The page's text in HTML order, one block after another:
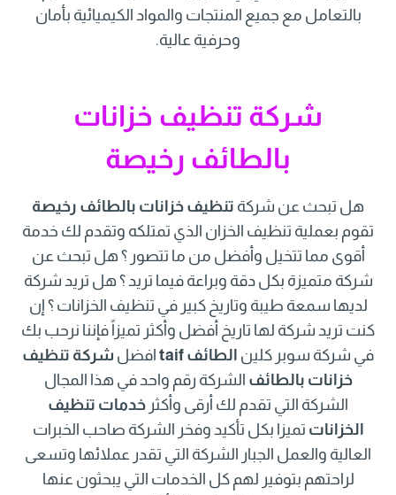
بالتعامل مع جميع المنتجات والمواد الكيميائية بأمان
وحرفية عالية.
شركة تنظيف خزانات
بالطائف رخيصة
هل تبحث عن شركة تنظيف خزانات بالطائف رخيصة
تقوم بعملية تنظيف الخزان الذي تمتلكه وتقدم لك خدمة
أقوى مما تتخيل وأفضل من ما تتصور ؟ هل تبحث عن
شركة متميزة بكل دقة وبراعة فيما تريد ؟ هل تريد شركة
لديها سمعة طيبة وتاريخ كبير في تنظيف الخزانات ؟ إن
كنت تريد شركة لها تاريخ أفضل وأكثر تميزاً فإننا نرحب بك
في شركة سوبر كلين الطائف taif افضل شركة تنظيف
خزانات بالطائف الشركة رقم واحد في هذا المجال
الشركة التي تقدم لك أرقى وأكثر خدمات تنظيف
الخزانات تميزا بكل تأكيد وفخر الشركة صاحب الخبرات
العالية والعمل الجبار الشركة التي تقدر عملائها وتسعى
لراحتهم بتوفير لهم كل الخدمات التي يبحثون عنها